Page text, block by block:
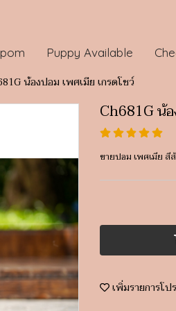
Puppy Available
น้องปอม เพศเมีย เกรดโชว์
Ch681G น้
ขายปอม เพศเมีย สี
เพิ่มรายการโป